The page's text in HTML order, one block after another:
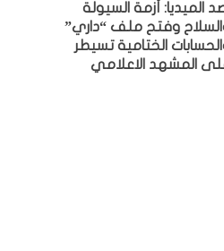
الميديا: أزمة السيولة
وفتح ملف “داري”
الختامية تسيطر
المشهد الاعلامي